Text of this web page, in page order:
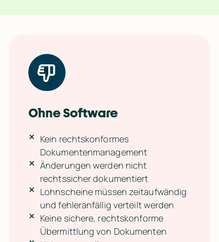
Ohne Software
Kein rechtskonformes
Dokumentenmanagement
Änderungen werden nicht
rechtssicher dokumentiert
Lohnscheine müssen zeitaufwändig
und fehleranfällig verteilt werden
Keine sichere, rechtskonforme
Übermittlung von Dokumenten